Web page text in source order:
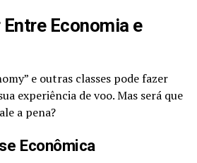
Economia e
e outras classes pode fazer
experiência de voo. Mas será que
a pena?
Econômica